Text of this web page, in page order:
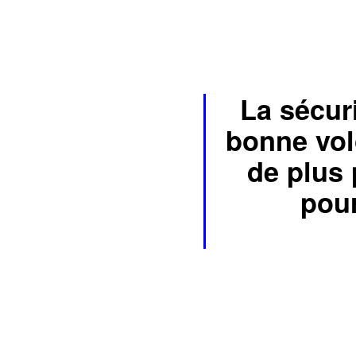
La
bonne
de plus